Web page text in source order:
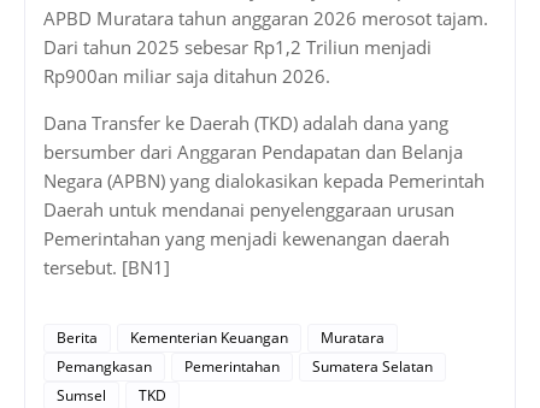
APBD Muratara tahun anggaran 2026 merosot tajam.
Dari tahun 2025 sebesar Rp1,2 Triliun menjadi
Rp900an miliar saja ditahun 2026.
Dana Transfer ke Daerah (TKD) adalah dana yang
bersumber dari Anggaran Pendapatan dan Belanja
Negara (APBN) yang dialokasikan kepada Pemerintah
Daerah untuk mendanai penyelenggaraan urusan
Pemerintahan yang menjadi kewenangan daerah
tersebut. [BN1]
Berita Kementerian Keuangan
Muratara
Pemangkasan
Pemerintahan
Sumatera Selatan
Sumsel
TKD